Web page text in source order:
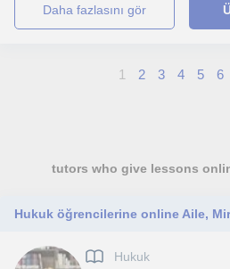
daha fazlasını gör
1 2 3 4 5 6
tutors who give lessons
Hukuk